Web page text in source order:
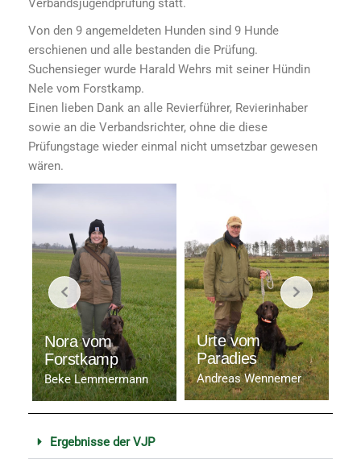
Von den 9 angemeldeten Hunden sind 9 Hunde
erschienen und alle bestanden die Prüfung.
Suchensieger wurde Harald Wehrs mit seiner Hündin
Nele vom Forstkamp.
Einen lieben Dank an alle Revierführer, Revierinhaber
sowie an die Verbandsrichter, ohne die diese
Prüfungstage wieder einmal nicht umsetzbar gewesen
wären.
Nora vom
Forstkamp
Beke Lemmermann
Urte vom
Paradies
Andreas Wennemer
Ergebnisse der VJP